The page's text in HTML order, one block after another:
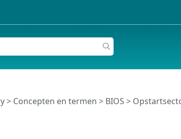
> Concepten en termen > BIOS >